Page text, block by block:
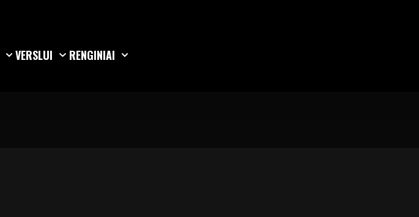
VERSLUI RENGINIAI